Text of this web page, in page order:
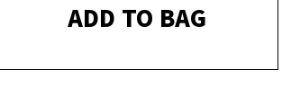
ADD TO BAG